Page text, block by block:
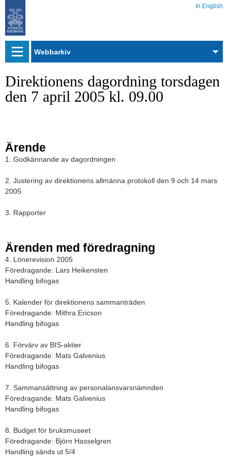
In English
Webbarkiv
Direktionens dagordning torsdagen
den 7 april 2005 kl. 09.00
Ärende
1. Godkännande av dagordningen
2. Justering av direktionens allmänna protokoll den 9 och 14 mars
2005
3. Rapporter
Ärenden med föredragning
4. Lönerevision 2005
Föredragande: Lars Heikensten
Handling bifogas
5. Kalender för direktionens sammanträden
Föredragande: Mithra Ericson
Handling bifogas
6. Förvärv av BIS-aktier
Föredragande: Mats Galvenius
Handling bifogas
7. Sammansättning av personalansvarsnämnden
Föredragande: Mats Galvenius
Handling bifogas
8. Budget för bruksmuseet
Föredragande: Björn Hasselgren
Handling sänds ut 5/4